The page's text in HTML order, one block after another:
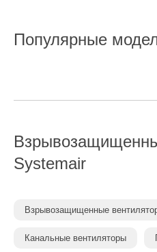
Популярные
Systemair
Взрывозащищенные
Канальные вентиляторы